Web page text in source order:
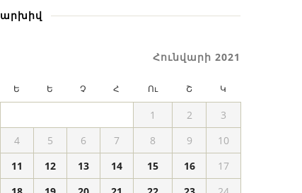
արխիվ
Հունվարի 2021
Ե Ե Չ Հ Ու Շ Կ
1 2
3
4
5 6 7 8 9
10
11
12 13 14 15 16
17